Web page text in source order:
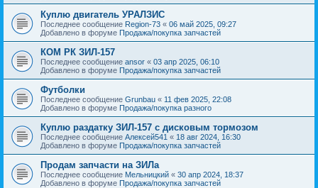
Куплю двигатель УРАЛЗИС
Последнее сообщение Region-73 « 06 май 2025, 09:27
Добавлено в форуме Продажа/покупка запчастей
КОМ РК ЗИЛ-157
Последнее сообщение ansor « 03 апр 2025, 06:10
Добавлено в форуме Продажа/покупка запчастей
Футболки
Последнее сообщение Grunbau « 11 фев 2025, 22:08
Добавлено в форуме Продажа/покупка разного
Куплю раздатку ЗИЛ-157 с дисковым тормозом
Последнее сообщение Алексей541 « 18 авг 2024, 16:30
Добавлено в форуме Продажа/покупка запчастей
Продам запчасти на ЗИЛа
Последнее сообщение Мельницкий « 30 апр 2024, 18:37
Добавлено в форуме Продажа/покупка запчастей